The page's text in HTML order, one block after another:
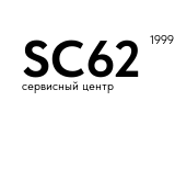
SC62 1999
сервисный центр